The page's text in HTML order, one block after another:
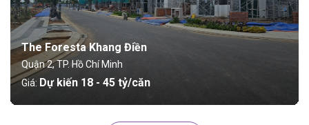
The Foresta Khang Điền
Quận 2, TP. Hồ Chí Minh
Giá: Dự kiến 18 - 45 tỷ/căn